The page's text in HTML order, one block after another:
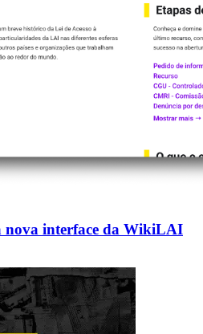
nova interface da WikiLAI